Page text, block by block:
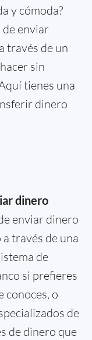
y cómoda?
de enviar
través de un
sin
tienes una
dinero
dinero
enviar dinero
través de una
de
si prefieres
conoces, o
de
de dinero que